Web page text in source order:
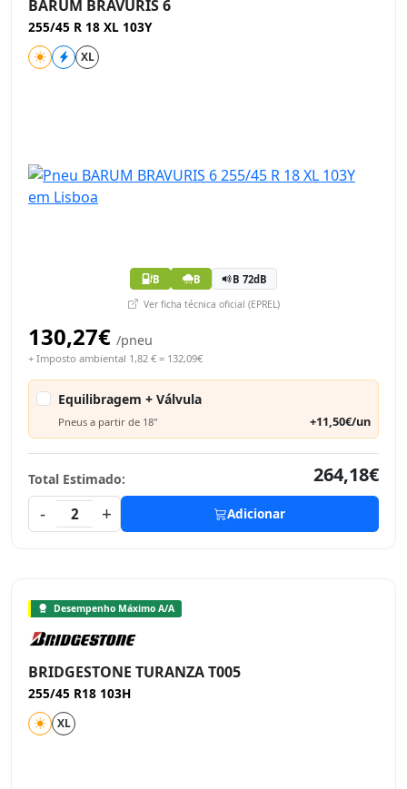
BARUM BRAVURIS 6
255/45 R 18 XL 103Y
XL
B B B 72dB
Ver ficha técnica oficial (EPREL)
130,27€ /pneu
+ Imposto ambiental 1,82 € = 132,09€
Equilibragem + Válvula
Pneus a partir de 18" +11,50€/un
Total Estimado:
264,18€
-
2 + Adicionar
Desempenho Máximo A/A
BRIDGESTONE TURANZA T005
255/45 R18 103H
XL